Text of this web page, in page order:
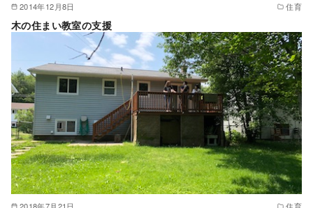
2014年12月8日 住育
木の住まい教室の支援